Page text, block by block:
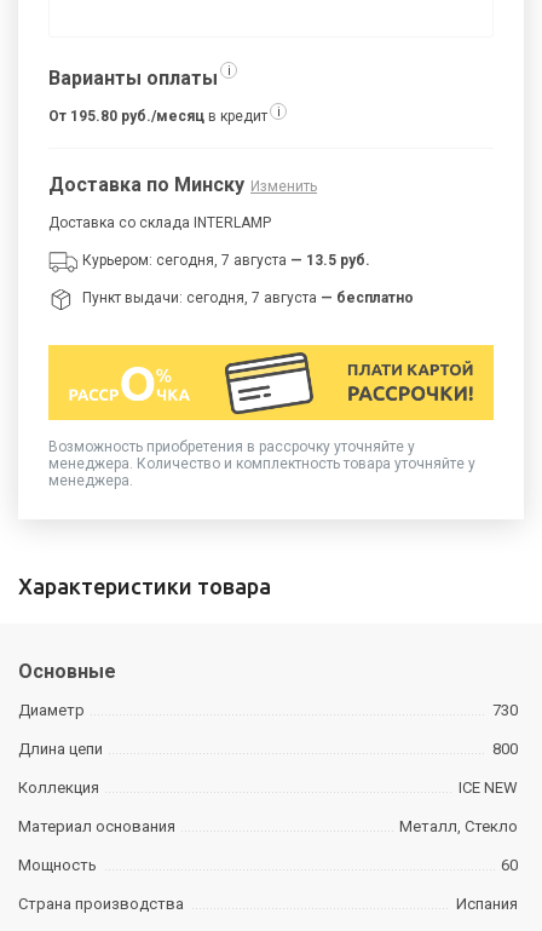
Варианты оплаты i
От 195.80 руб./месяц в кредит i
Доставка по Минску Изменить
Доставка со склада INTERLAMP
Курьером: сегодня, 7 августа — 13.5 руб.
Пункт выдачи: сегодня, 7 августа — бесплатно
Возможность приобретения в рассрочку уточняйте у
менеджера. Количество и комплектность товара уточняйте у
менеджера.
Характеристики товара
Основные
Диаметр 730
Длина цепи 800
Коллекция ICE NEW
Материал основания Металл, Стекло
Мощность 60
Страна производства Испания